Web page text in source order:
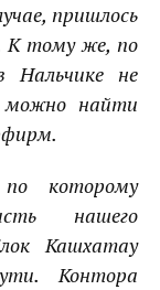
пришлось
К тому же, по
не
можно найти
которому
нашего
Кашхатау
Контора